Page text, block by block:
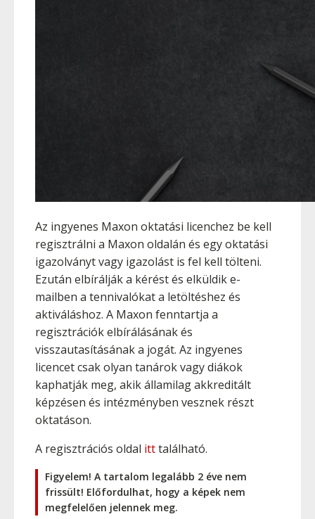
Az ingyenes Maxon oktatási licenchez be kell
regisztrálni a Maxon oldalán és egy oktatási
igazolványt vagy igazolást is fel kell tölteni.
Ezután elbírálják a kérést és elküldik e-
mailben a tennivalókat a letöltéshez és
aktiváláshoz. A Maxon fenntartja a
regisztrációk elbírálásának és
visszautasításának a jogát. Az ingyenes
licencet csak olyan tanárok vagy diákok
kaphatják meg, akik államilag akkreditált
képzésen és intézményben vesznek részt
oktatáson.
A regisztrációs oldal itttalálható.
Figyelem! A tartalom legalább 2 éve nem
frissült! Előfordulhat, hogy a képek nem
megfelelően jelennek meg.